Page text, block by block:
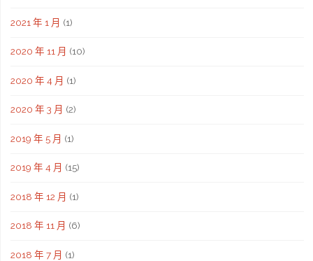
2021 年 1 月 (1)
2020 年 11 月 (10)
2020 年 4 月 (1)
2020 年 3 月 (2)
2019 年 5 月 (1)
2019 年 4 月 (15)
2018 年 12 月 (1)
2018 年 11 月 (6)
2018 年 7 月 (1)